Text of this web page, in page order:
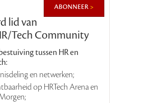
abonneer
lid van
Tech Community
tussen HR en
en netwerken;
op HRTech Arena en